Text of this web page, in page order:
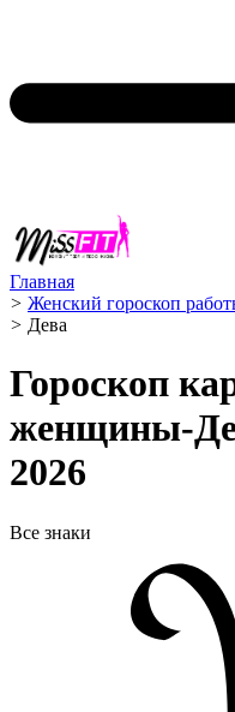
Главная
> Женский гороскоп
> Дева ️
Гороскоп
женщины-
2026
Все знаки